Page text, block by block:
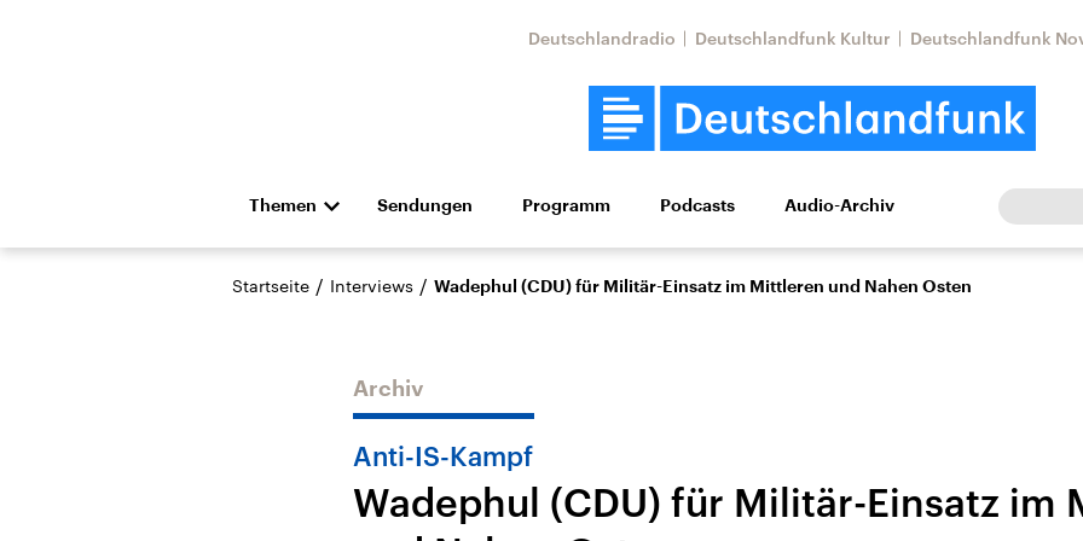
Deutschlandradio Deutschlandfunk Kultur Deutschlandfunk
Themen
Die Nachrichten Politik Wirtschaft Wissen Kultur Europa
Hörspiel und Feature Musik
Landtagswahl Sachsen-
USA
Aktuelle Beiträge,
Nahostkonflikt
Iran
Sendungen Programm Podcasts Audio-Archiv
Startseite / Interviews / Wadephul (CDU) für Militär-Einsatz im Mittleren und Nahen Osten
Archiv
Anti-IS-Kampf
Wadephul (CDU) für Militär-Einsatz im